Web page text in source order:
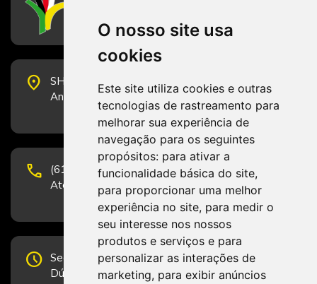
O nosso site usa
cookies
Este site utiliza cookies e outras
tecnologias de rastreamento para
melhorar sua experiência de
navegação para os seguintes
propósitos: para ativar a
funcionalidade básica do site,
para proporcionar uma melhor
experiência no site, para medir o
seu interesse nos nossos
produtos e serviços e para
personalizar as interações de
marketing, para exibir anúncios
place
SHS Quadra 6, Bloco E, Complexo Brasil 21, 20º
Andar, Sala 2001 - CEP 70322-915 - Brasília/DF
phone
(61) 3223-1652 e (61) 98131-3801.
Atendimento por telefone em horário comercial
schedule Segunda-feira a Sexta-feira de 12h às 19h.
Dúvidas e sugestões pelo Fale Conosco.